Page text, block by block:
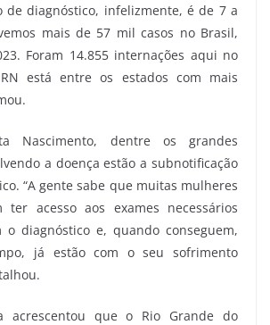
de diagnóstico, infelizmente, é de 7 a
mais de 57 mil casos no Brasil,
Foram 14.855 internações aqui no
está entre os estados com mais
Nascimento, dentre os grandes
a doença estão a subnotificação
“A gente sabe que muitas mulheres
ter acesso aos exames necessários
o diagnóstico e, quando conseguem,
já estão com o seu sofrimento
acrescentou que o Rio Grande do